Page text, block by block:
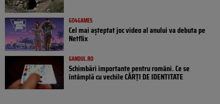
GO4GAMES
Cel mai așteptat joc video al anului va debuta pe
Netflix
GANDUL.RO
Schimbări importante pentru români. Ce se
întâmplă cu vechile CĂRȚI DE IDENTITATE